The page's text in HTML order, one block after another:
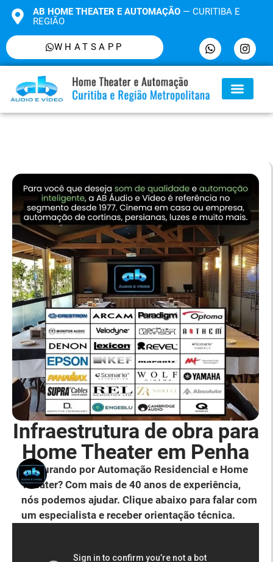
AB HOME THEATER E AUTOMAÇÃO— CURITIBA E
REGIÃO
WHATSAPP
Infraestrutura de obra para
Home Theater em Penha
Procurando por Automação Residencial e Home
Theater? Com mais de 40 anos de experiência,
nós podemos ajudar. Clique abaixo para falar com
um especialista e receber orientação técnica.